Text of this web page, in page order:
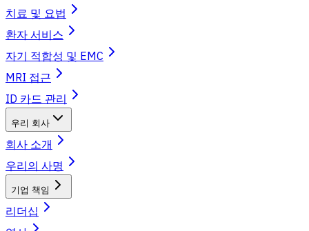
치료 및 요법
환자 서비스
자기 적합성 및 EMC
MRI 접근
ID 카드 관리
우리 회사
회사 소개
우리의 사명
기업 책임
리더십